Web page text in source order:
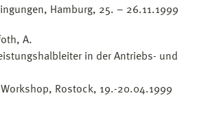
Hamburg, 25. – 26.11.1999
A.
in der Antriebs- und
Rostock, 19.-20.04.1999